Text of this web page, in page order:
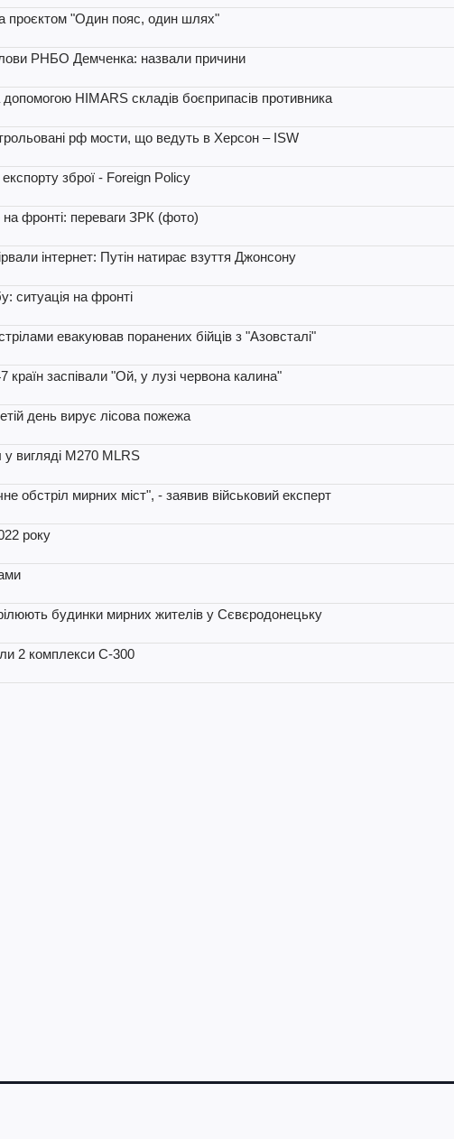
проєктом "Один пояс, один шлях"
РНБО Демченка: назвали причини
HIMARS складів боєприпасів противника
рф мости, що ведуть в Херсон – ISW
зброї - Foreign Policy
фронті: переваги ЗРК (фото)
інтернет: Путін натирає взуття Джонсону
ситуація на фронті
евакуював поранених бійців з "Азовсталі"
країн заспівали "Ой, у лузі червона калина"
день вирує лісова пожежа
вигляді М270 MLRS
обстріл мирних міст", - заявив військовий експерт
року
будинки мирних жителів у Сєвєродонецьку
2 комплекси С-300